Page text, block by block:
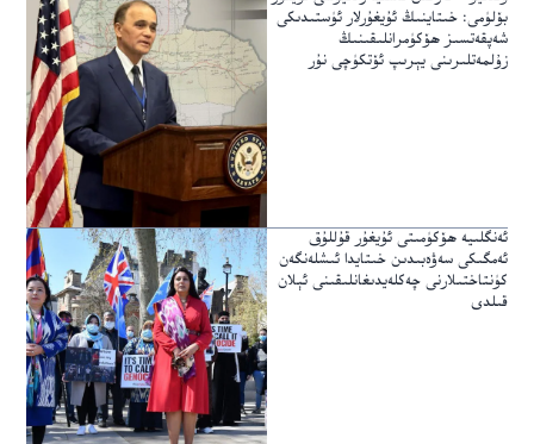
بۆلۈمى: خىتاينىڭ ئۇيغۇرلار ئۈستىدىكى
شەپقەتسىز ھۆكۈمرانلىقىنىڭ
زۇلمەتلىرىنى يېرىپ ئۆتكۈچى نۇر
ئەنگلىيە ھۆكۈمىتى ئۇيغۇر قۇللۇق
ئەمگىكى سەۋەبىدىن خىتايدا ئىشلەنگەن
كۈنتاختىلارنى چەكلەيدىغانلىقىنى ئېلان
قىلدى